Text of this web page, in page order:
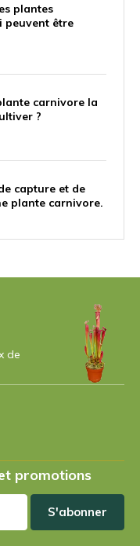
plantes
peuvent être
carnivore la
?
capture et de
plante carnivore.
à manger
grande plante
?
le piège à
de
promotions
S'abonner